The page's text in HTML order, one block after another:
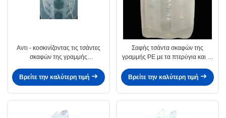
Αντι - κοσκινίζοντας τις τσάντες
σκαφών της γραμμής
τεράστια μαζική τσάντα τσαντών
Βρείτε την καλύτερη τιμή
Σαφής τσάντα σκαφών της
γραμμής PE με τα πτερύγια και τη
πιστοποιητικό
Βρείτε την καλύτερη τιμή